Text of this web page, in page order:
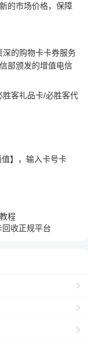
的市场价格，保障
的购物卡卡券服务
部颁发的增值电信
客礼品卡/必胜客代
】，输入卡号卡
程
收正规平台